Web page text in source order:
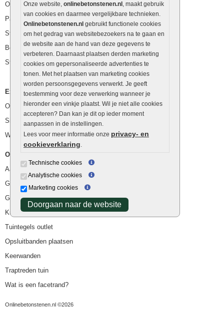
Onze website, onlinebetonstenen.nl , maakt gebruik
van cookies en daarmee vergelijkbare technieken.
Onlinebetonstenen.nl gebruikt functionele cookies
om het gedrag van websitebezoekers na te gaan en
de website aan de hand van deze gegevens te
verbeteren. Daarnaast plaatsen derden marketing
cookies om gepersonaliseerde advertenties te
tonen. Met het plaatsen van marketing cookies
worden persoonsgegevens verwerkt. Je geeft
toestemming voor deze verwerking wanneer je
hieronder een vinkje plaatst. Wil je niet alle cookies
accepteren? Dan kan je dit op ieder moment
aanpassen in de instellingen.
Lees voor meer informatie onze privacy- en
cookieverklaring.
Technische cookies
Analytische cookies
Marketing cookies
Doorgaan naar de website
Opsluitbanden
Palissaden
Stapelblokken
Betonblokken
Stapelstenen
Extra benodigdheden
Ophoogzand
Siergrind en siersplit
Waterafvoer
Overig
Aanbiedingen
Goedkope bestrating
Goedkope tuintegels
Kunstgras
Tuintegels outlet
Opsluitbanden plaatsen
Keerwanden
Traptreden tuin
Wat is een facetrand?
Onlinebetonstenen.nl ©2026